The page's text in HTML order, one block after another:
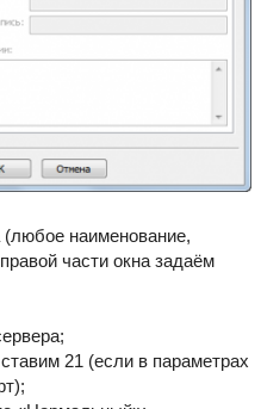
наименование,
части окна задаём
21 (если в параметрах